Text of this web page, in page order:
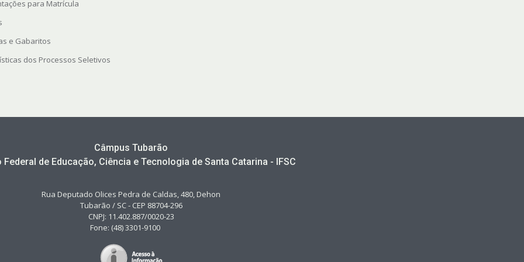
para Matrícula
e Gabaritos
dos Processos Seletivos
Câmpus Tubarão
Federal de Educação, Ciência e Tecnologia de Santa Catarina - IFSC
Rua Deputado Olices Pedra de Caldas, 480, Dehon
Tubarão / SC - CEP 88704-296
CNPJ: 11.402.887/0020-23
Fone: (48) 3301-9100